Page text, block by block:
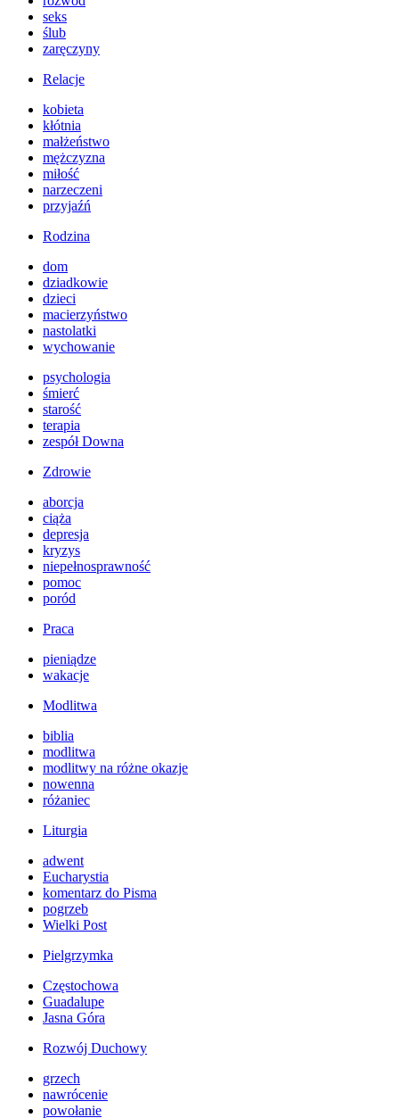
seks
ślub
zaręczyny
Relacje
kobieta
kłótnia
małżeństwo
mężczyzna
miłość
narzeczeni
przyjaźń
Rodzina
dom
dziadkowie
dzieci
macierzyństwo
nastolatki
wychowanie
psychologia
śmierć
starość
terapia
zespół Downa
Zdrowie
aborcja
ciąża
depresja
kryzys
niepełnosprawność
pomoc
poród
Praca
pieniądze
wakacje
Modlitwa
biblia
modlitwa
modlitwy na różne okazje
nowenna
różaniec
Liturgia
adwent
Eucharystia
komentarz do Pisma
pogrzeb
Wielki Post
Pielgrzymka
Częstochowa
Guadalupe
Jasna Góra
Rozwój Duchowy
grzech
nawrócenie
powołanie